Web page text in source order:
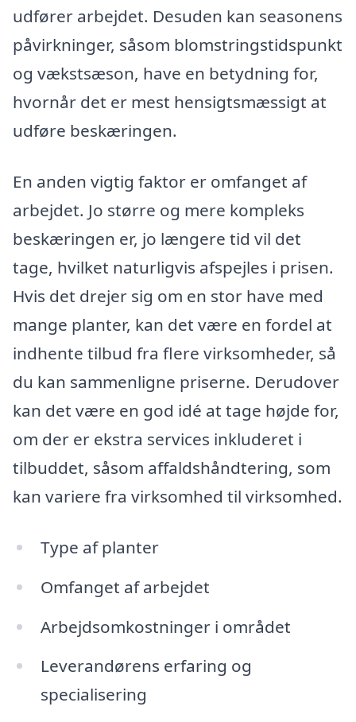
udfører arbejdet. Desuden kan seasonens
påvirkninger, såsom blomstringstidspunkt
og vækstsæson, have en betydning for,
hvornår det er mest hensigtsmæssigt at
udføre beskæringen.
En anden vigtig faktor er omfanget af
arbejdet. Jo større og mere kompleks
beskæringen er, jo længere tid vil det
tage, hvilket naturligvis afspejles i prisen.
Hvis det drejer sig om en stor have med
mange planter, kan det være en fordel at
indhente tilbud fra flere virksomheder, så
du kan sammenligne priserne. Derudover
kan det være en god idé at tage højde for,
om der er ekstra services inkluderet i
tilbuddet, såsom affaldshåndtering, som
kan variere fra virksomhed til virksomhed.
Type af planter
Omfanget af arbejdet
Arbejdsomkostninger i området
Leverandørens erfaring og
specialisering